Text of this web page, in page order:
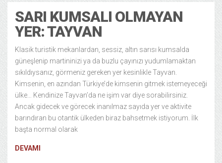
SARI KUMSALI OLMAYAN
YER: TAYVAN
Klasik turistik mekanlardan, sessiz, altın sarısı kumsalda
güneşlenip martininizi ya da buzlu çayınızı yudumlamaktan
sıkıldıysanız, görmeniz gereken yer kesinlikle Tayvan.
Kimsenin, en azından Türkiye’de kimsenin gitmek istemeyeceği
ülke… Kendinize Tayvan’da ne işim var diye sorabilirsiniz.
Ancak gidecek ve görecek inanılmaz sayıda yer ve aktivite
barındıran bu otantik ülkeden biraz bahsetmek istiyorum. İlk
başta normal olarak
DEVAMI